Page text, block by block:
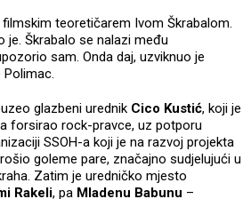
teoretičarem Ivom Škrabalom.
je. Škrabalo se nalazi među
sam. Onda daj, uzviknuo je
Polimac.
glazbeni urednik Cico Kustić, koji je
forsirao rock-pravce, uz potporu
SSOH-a koji je na razvoj projekta
goleme pare, značajno sudjelujući u
Zatim je uredničko mjesto
Rakeli, pa Mladenu Babunu –